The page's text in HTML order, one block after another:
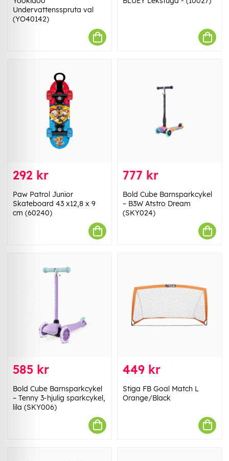
Undervattensspruta val
(YO40142)
292 kr
Paw Patrol Junior
Skateboard 43 x12,8 x 9
cm (60240)
777 kr
Bold Cube Barnsparkcykel
– B3W Atstro Dream
(SKY024)
585 kr
Bold Cube Barnsparkcykel
– Tenny 3-hjulig sparkcykel,
lila (SKY006)
449 kr
Stiga FB Goal Match L
Orange/Black